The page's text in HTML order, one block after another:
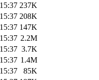
237K
208K
147K
2.2M
3.7K
1.4M
85K